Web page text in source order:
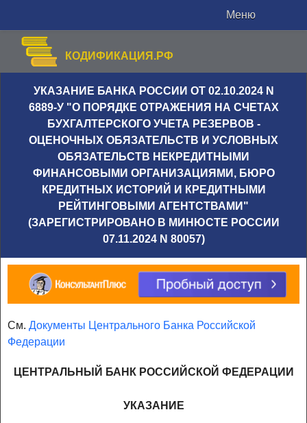
Меню
КОДИФИКАЦИЯ.РФ
УКАЗАНИЕ БАНКА РОССИИ ОТ 02.10.2024 N
6889-У "О ПОРЯДКЕ ОТРАЖЕНИЯ НА СЧЕТАХ
БУХГАЛТЕРСКОГО УЧЕТА РЕЗЕРВОВ -
ОЦЕНОЧНЫХ ОБЯЗАТЕЛЬСТВ И УСЛОВНЫХ
ОБЯЗАТЕЛЬСТВ НЕКРЕДИТНЫМИ
ФИНАНСОВЫМИ ОРГАНИЗАЦИЯМИ, БЮРО
КРЕДИТНЫХ ИСТОРИЙ И КРЕДИТНЫМИ
РЕЙТИНГОВЫМИ АГЕНТСТВАМИ"
(ЗАРЕГИСТРИРОВАНО В МИНЮСТЕ РОССИИ
07.11.2024 N 80057)
См. Документы Центрального Банка Российской
Федерации
ЦЕНТРАЛЬНЫЙ БАНК РОССИЙСКОЙ ФЕДЕРАЦИИ
УКАЗАНИЕ